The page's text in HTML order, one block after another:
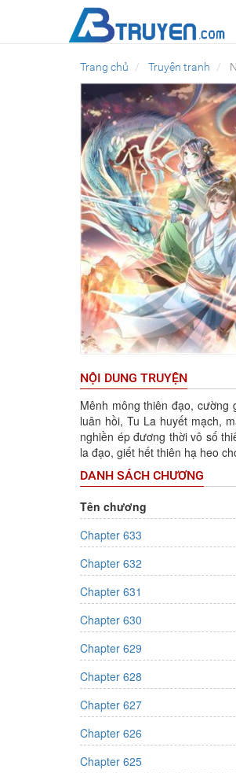
Trang chủ Truyện tranh
NỘI DUNG TRUYỆN
Mênh mông thiên đạo, cường
luân hồi, Tu La huyết mạch,
nghiền ép đương thời vô số
la đạo, giết hết thiên hạ heo
DANH SÁCH CHƯƠNG
Tên chương
Chapter 633
Chapter 632
Chapter 631
Chapter 630
Chapter 629
Chapter 628
Chapter 627
Chapter 626
Chapter 625